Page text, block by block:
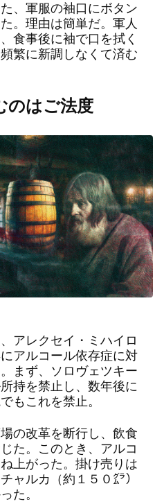
、軍服の袖口にボタン
。理由は簡単だ。軍人
食事後に袖で口を拭く
繁に新調しなくて済む
のはご法度
アレクセイ・ミハイロ
アルコール依存症に対
まず、ソロヴェツキー
持を禁止し、数年後に
もこれを禁止。
の改革を断行し、飲食
た。このとき、アルコ
上がった。掛け売りは
ャルカ（約１５０㌘）
た。